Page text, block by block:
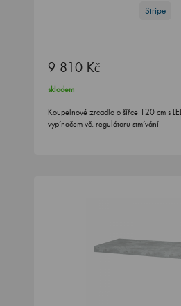
Stripe
9 810 Kč
skladem
Koupelnové zrcadlo o šířce 120 cm s
vypínačem vč. regulátoru stmívání